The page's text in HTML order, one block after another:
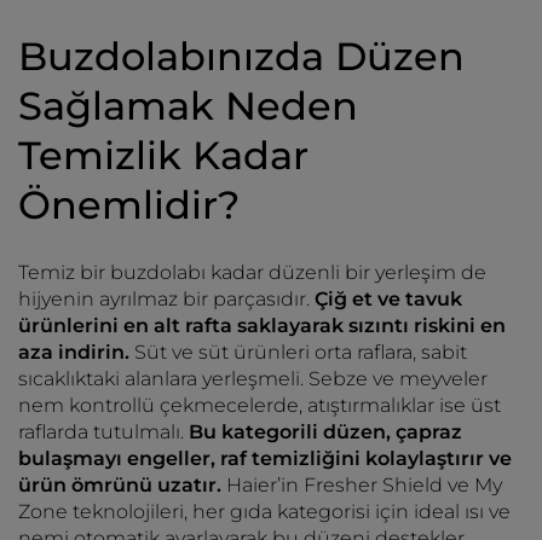
Buzdolabınızda Düzen
Sağlamak Neden
Temizlik Kadar
Önemlidir?
Temiz bir buzdolabı kadar düzenli bir yerleşim de
hijyenin ayrılmaz bir parçasıdır. Çiğ et ve tavuk
ürünlerini en alt rafta saklayarak sızıntı riskini en
aza indirin. Süt ve süt ürünleri orta raflara, sabit
sıcaklıktaki alanlara yerleşmeli. Sebze ve meyveler
nem kontrollü çekmecelerde, atıştırmalıklar ise üst
raflarda tutulmalı. Bu kategorili düzen, çapraz
bulaşmayı engeller, raf temizliğini kolaylaştırır ve
ürün ömrünü uzatır. Haier’in Fresher Shield ve My
Zone teknolojileri, her gıda kategorisi için ideal ısı ve